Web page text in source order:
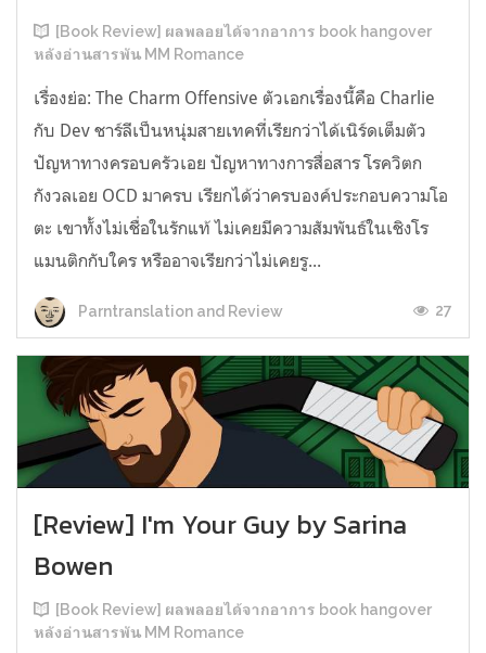
[Book Review] ผลพลอยได้จากอาการ book hangover
หลังอ่านสารพัน MM Romance
เรื่องย่อ: The Charm Offensive ตัวเอกเรื่องนี้คือ Charlie
กับ Dev ชาร์ลีเป็นหนุ่มสายเทคที่เรียกว่าได้เนิร์ดเต็มตัว
ปัญหาทางครอบครัวเอย ปัญหาทางการสื่อสาร โรควิตก
กังวลเอย OCD มาครบ เรียกได้ว่าครบองค์ประกอบความโอ
ตะ เขาทั้งไม่เชื่อในรักแท้ ไม่เคยมีความสัมพันธ์ในเชิงโร
แมนติกกับใคร หรืออาจเรียกว่าไม่เคยรู...
Parntranslation and Review 27
[Review] I'm Your Guy by Sarina
Bowen
[Book Review] ผลพลอยได้จากอาการ book hangover
หลังอ่านสารพัน MM Romance